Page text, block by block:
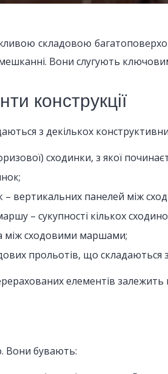
складовою
Вони слугують
конструкції
з декількох
сходинки, з якої
– вертикальних панелей між
– сукупності кількох
між сходовими маршами;
прольотів, що складаються
елементів
Вони бувають: